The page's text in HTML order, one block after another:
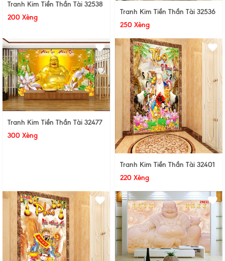
Tranh Kim Tiền Thần Tài 32538
200 Xèng
Tranh Kim Tiền Thần Tài 32536
250 Xèng
Tranh Kim Tiền Thần Tài 32477
300 Xèng
Tranh Kim Tiền Thần Tài 32401
220 Xèng